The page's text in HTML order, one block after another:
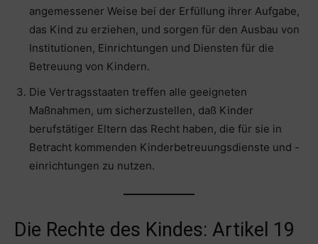
angemessener Weise bei der Erfüllung ihrer Aufgabe,
das Kind zu erziehen, und sorgen für den Ausbau von
Institutionen, Einrichtungen und Diensten für die
Betreuung von Kindern.
Die Vertragsstaaten treffen alle geeigneten
Maßnahmen, um sicherzustellen, daß Kinder
berufstätiger Eltern das Recht haben, die für sie in
Betracht kommenden Kinderbetreuungsdienste und -
einrichtungen zu nutzen.
Die Rechte des Kindes: Artikel 19